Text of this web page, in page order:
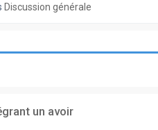
Discussion générale
un avoir